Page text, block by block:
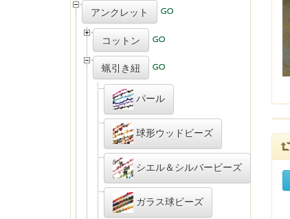
アンクレット
コットン
蝋引き紐
パール
球形ウッドビーズ
シエル＆シルバービーズ
ガラス球ビーズ